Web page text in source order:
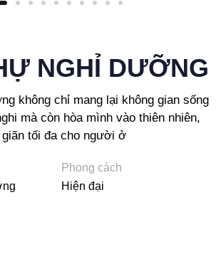
NGHỈ DƯỠNG
không chỉ mang lại không gian sống
mà còn hòa mình vào thiên nhiên,
tối đa cho người ở
Phong cách
Hiện đại